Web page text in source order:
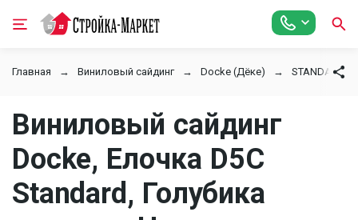
Главная Виниловый сайдинг Docke (Дёке) STANDARD
Виниловый сайдинг
Docke, Елочка D5C
Standard, Голубика